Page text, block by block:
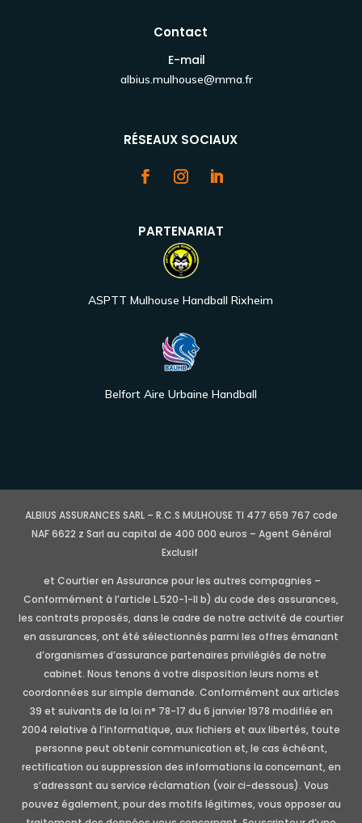
Contact
E-mail
albius.mulhouse@mma.fr
RÉSEAUX SOCIAUX
PARTENARIAT
ASPTT Mulhouse Handball Rixheim
Belfort Aire Urbaine Handball
ALBIUS ASSURANCES SARL – R.C.S MULHOUSE TI 477 659 767 code
NAF 6622 z Sarl au capital de 400 000 euros – Agent Général
Exclusif
et Courtier en Assurance pour les autres compagnies –
Conformément à l’article L.520-1-II b) du code des assurances,
les contrats proposés, dans le cadre de notre activité de courtier
en assurances, ont été sélectionnés parmi les offres émanant
d’organismes d’assurance partenaires privilégiés de notre
cabinet. Nous tenons à votre disposition leurs noms et
coordonnées sur simple demande. Conformément aux articles
39 et suivants de la loi n° 78-17 du 6 janvier 1978 modifiée en
2004 relative à l’informatique, aux fichiers et aux libertés, toute
personne peut obtenir communication et, le cas échéant,
rectification ou suppression des informations la concernant, en
s’adressant au service réclamation (voir ci-dessous). Vous
pouvez également, pour des motifs légitimes, vous opposer au